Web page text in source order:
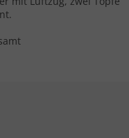
der Liste